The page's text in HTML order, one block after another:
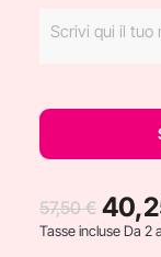
57,50 €
Tasse incluseDa 2